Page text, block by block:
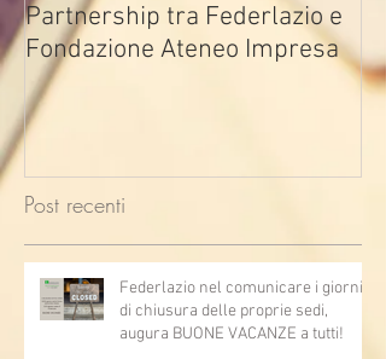
Partnership tra Federlazio e
Fondazione Ateneo Impresa
Post recenti
Federlazio nel comunicare i giorni
di chiusura delle proprie sedi,
augura BUONE VACANZE a tutti!